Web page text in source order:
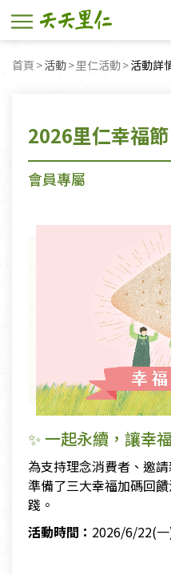
首頁 活動 里仁活動 目前頁
活動詳
2026里仁幸福
會員專屬
✨ 一起永續，讓幸
為支持理念消費者、邀
準備了三大幸福加碼回
踐。
活動時間： 2026/6/22(